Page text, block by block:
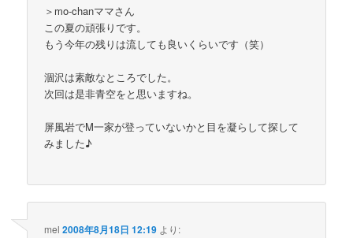
＞mo-chanママさん
この夏の頑張りです。
もう今年の残りは流しても良いくらいです（笑）
涸沢は素敵なところでした。
次回は是非青空をと思いますね。
屏風岩でM一家が登っていないかと目を凝らして探して
みました♪
mel 2008年8月18日 12:19 より: